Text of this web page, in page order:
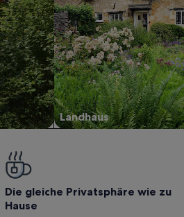
Landhaus
Die gleiche Privatsphäre wie zu
Hause